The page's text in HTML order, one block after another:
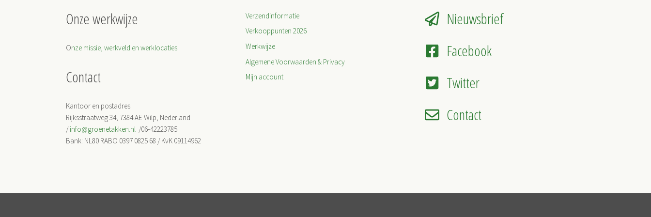
Onze werkwijze
Onze missie, werkveld en werklocaties
Contact
Kantoor en postadres
Rijksstraatweg 34, 7384 AE Wilp, Nederland
/info@groenetakken.nl /06-42223785
Bank: NL80 RABO 0397 0825 68 / KvK 09114962
Verzendinformatie
Verkooppunten 2026
Werkwijze
Algemene Voorwaarden & Privacy
Mijn account
Nieuwsbrief
Facebook
Twitter
Contact